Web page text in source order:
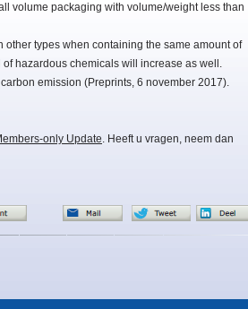
volume packaging with volume/weight less than
types when containing the same amount of
hazardous chemicals will increase as well.
emission (Preprints, 6 november 2017).
only Update. Heeft u vragen, neem dan